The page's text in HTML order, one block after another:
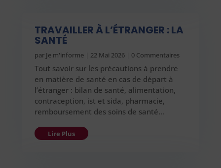
TRAVAILLER À L’ÉTRANGER : LA
SANTÉ
par Je m'informe| 22 Mai 2026| 0 Commentaires
Tout savoir sur les précautions à prendre
en matière de santé en cas de départ à
l’étranger : bilan de santé, alimentation,
contraception, ist et sida, pharmacie,
remboursement des soins de santé…
Lire Plus